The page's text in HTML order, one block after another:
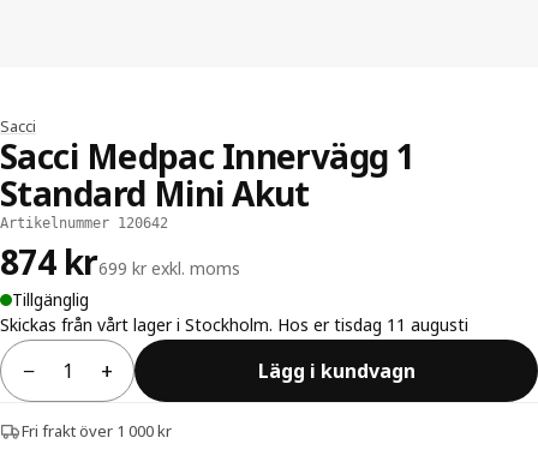
Sacci
Sacci Medpac Innervägg 1
Standard Mini Akut
Artikelnummer 120642
874 kr699 kr exkl. moms
Tillgänglig
Skickas från vårt lager i Stockholm. Hos er tisdag 11 augusti
− + Lägg i kundvagn
Fri frakt över 1 000 kr